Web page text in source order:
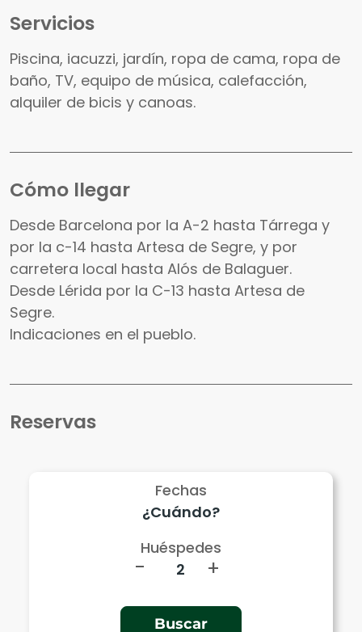
Servicios
Piscina, iacuzzi, jardín, ropa de cama, ropa de
baño, TV, equipo de música, calefacción,
alquiler de bicis y canoas.
Cómo llegar
Desde Barcelona por la A-2 hasta Tárrega y
por la c-14 hasta Artesa de Segre, y por
carretera local hasta Alós de Balaguer.
Desde Lérida por la C-13 hasta Artesa de
Segre.
Indicaciones en el pueblo.
Reservas
Fechas
Huéspedes
- +